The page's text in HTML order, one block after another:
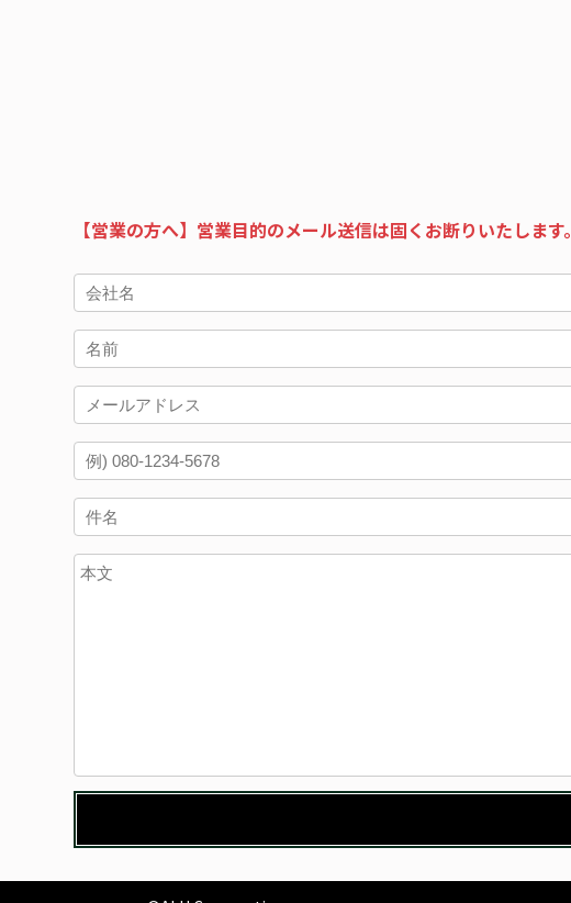
【営業の方へ】営業目的のメール送信は固くお断りいたします。